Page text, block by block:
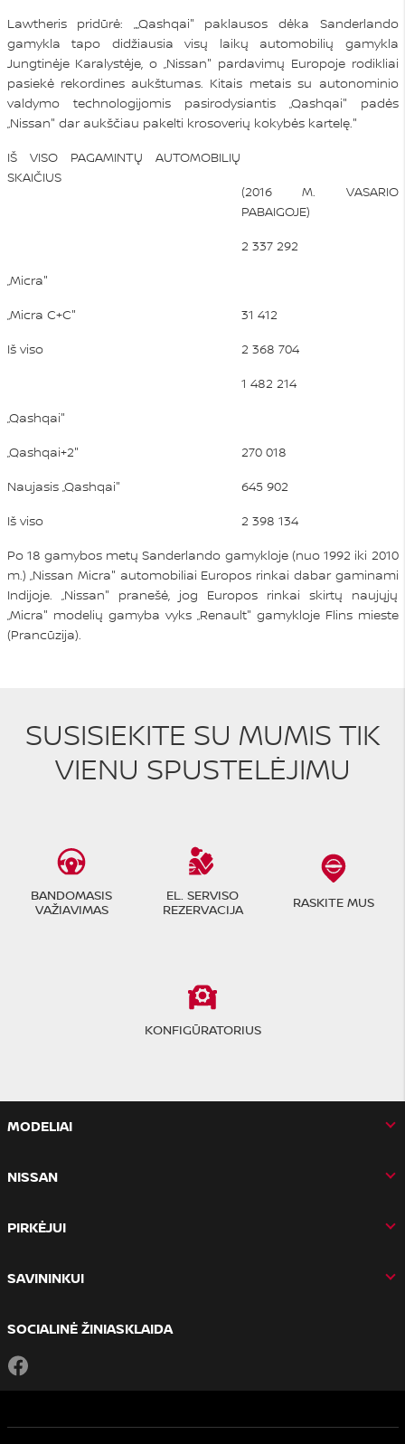
Lawtheris pridūrė: „„Qashqai" paklausos dėka Sanderlando
gamykla tapo didžiausia visų laikų automobilių gamykla
Jungtinėje Karalystėje, o „Nissan" pardavimų Europoje rodikliai
pasiekė rekordines aukštumas. Kitais metais su autonominio
valdymo technologijomis pasirodysiantis „Qashqai" padės
„Nissan" dar aukščiau pakelti krosoverių kokybės kartelę."
IŠ VISO PAGAMINTŲ AUTOMOBILIŲ
SKAIČIUS
(2016 M. VASARIO
PABAIGOJE)
„Micra"
2 337 292
„Micra C+C"
31 412
Iš viso
2 368 704
„Qashqai"
1 482 214
„Qashqai+2"
270 018
Naujasis „Qashqai"
645 902
Iš viso
2 398 134
Po 18 gamybos metų Sanderlando gamykloje (nuo 1992 iki 2010
m.) „Nissan Micra" automobiliai Europos rinkai dabar gaminami
Indijoje. „Nissan" pranešė, jog Europos rinkai skirtų naujųjų
„Micra" modelių gamyba vyks „Renault" gamykloje Flins mieste
(Prancūzija).
SUSISIEKITE SU MUMIS TIK
VIENU SPUSTELĖJIMU
BANDOMASIS
VAŽIAVIMAS
EL. SERVISO
REZERVACIJA
RASKITE MUS
KONFIGŪRATORIUS
MODELIAI
NISSAN
PIRKĖJUI
SAVININKUI
SOCIALINĖ ŽINIASKLAIDA